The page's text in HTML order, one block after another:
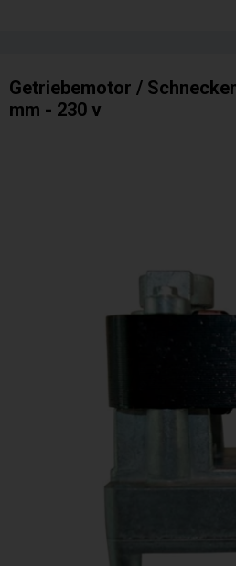
Getriebemotor /
mm - 230 v